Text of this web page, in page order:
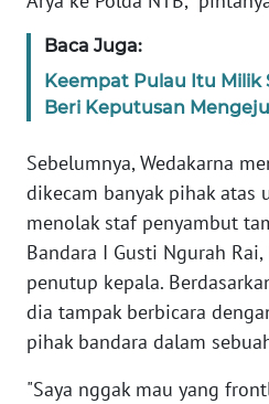
Baca Juga:
Keempat Pulau Itu Milik
Beri Keputusan
Sebelumnya, Wedakarna
dikecam banyak pihak atas
menolak staf penyambut
Bandara I Gusti Ngurah
penutup kepala.
dia tampak berbicara
pihak bandara dalam
"Saya nggak mau yang
WN
WN
JAMBI
WN
SULTRA
NTB